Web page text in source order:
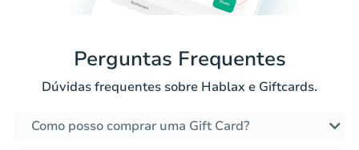
Perguntas Frequentes
Dúvidas frequentes sobre Hablax e Giftcards.
Como posso comprar uma Gift Card?